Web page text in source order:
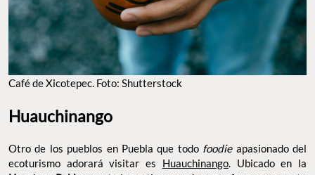
Café de Xicotepec. Foto: Shutterstock
Huauchinango
Otro de los pueblos en Puebla que todo foodie apasionado del
ecoturismo adorará visitar es Huauchinango. Ubicado en la